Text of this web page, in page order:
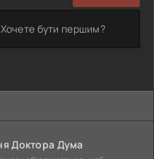
бути першим?
Доктора Дума